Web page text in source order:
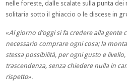
nelle foreste, dalle scalate sulla punta
solitaria sotto il ghiaccio o le discese in
«Al giorno d’oggi si fa credere alla gente
necessario comprare ogni cosa; la
stessa possibilità, per ogni gusto e
trascendenza, senza chiedere nulla in
rispetto».